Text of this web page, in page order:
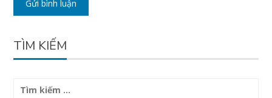
TÌM KIẾM
Tìm